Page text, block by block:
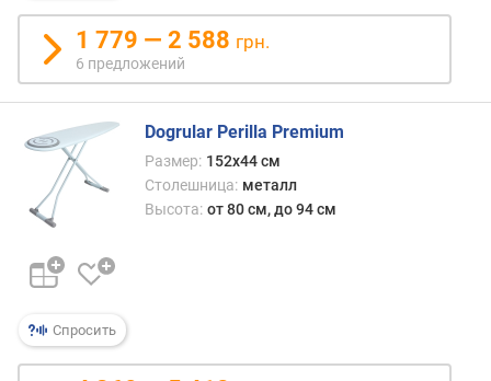
н
и
й
л
и
н
а
о
с
и
(
1 779 — 2 588 грн.
6 предложений
Спросить
Dogrular Perilla Premium
Размер: 152x44 см
Столешница: металл
Высота: от 80 см, до 94 см